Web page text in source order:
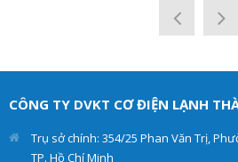
CÔNG TY DVKT CƠ ĐIỆN LẠNH
Trụ sở chính: 354/25 Phan Văn Trị,
TP. Hồ Chí Minh